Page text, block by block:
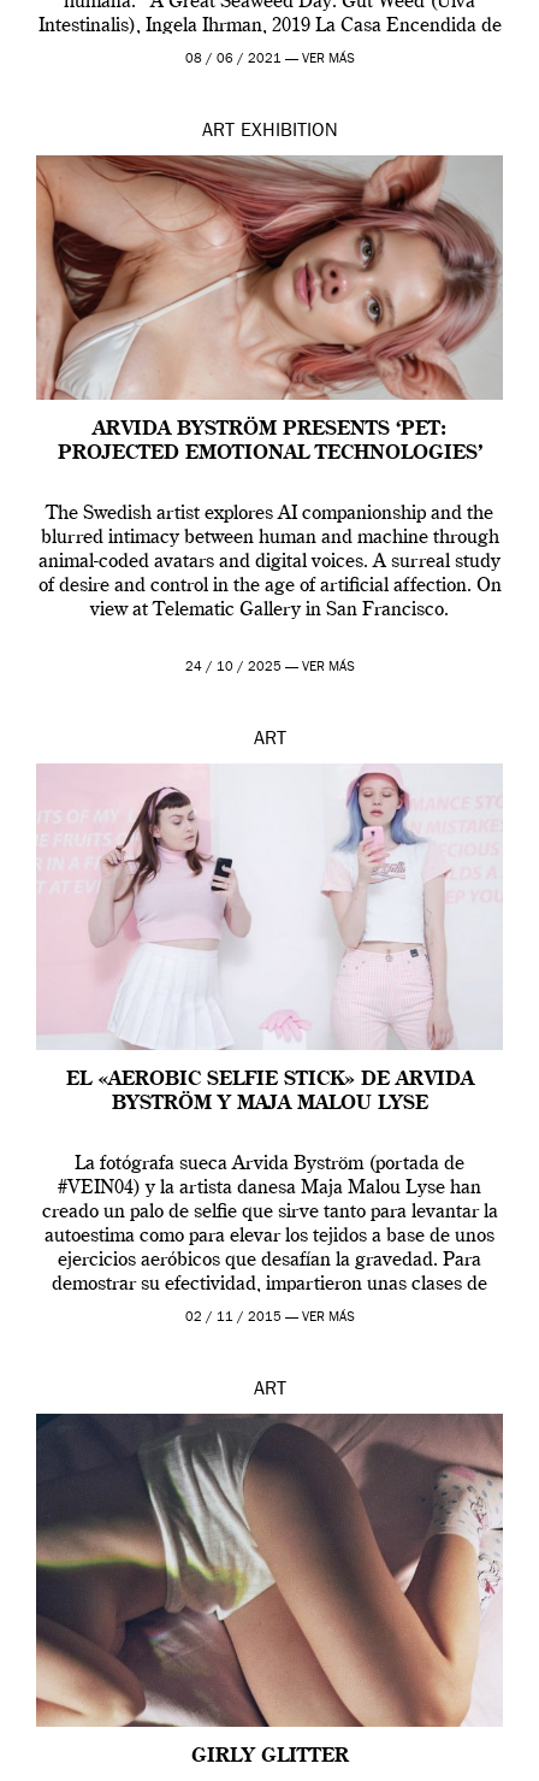
Intestinalis), Ingela Ihrman, 2019 La Casa Encendida de
Madrid y la Wellcome […]
08 / 06 / 2021 — VER MÁS
ART EXHIBITION
ARVIDA BYSTRÖM PRESENTS ‘PET:
PROJECTED EMOTIONAL TECHNOLOGIES’
The Swedish artist explores AI companionship and the
blurred intimacy between human and machine through
animal-coded avatars and digital voices. A surreal study
of desire and control in the age of artificial affection. On
view at Telematic Gallery in San Francisco.
24 / 10 / 2025 — VER MÁS
ART
EL «AEROBIC SELFIE STICK» DE ARVIDA
BYSTRÖM Y MAJA MALOU LYSE
La fotógrafa sueca Arvida Byström (portada de
#VEIN04) y la artista danesa Maja Malou Lyse han
creado un palo de selfie que sirve tanto para levantar la
autoestima como para elevar los tejidos a base de unos
ejercicios aeróbicos que desafían la gravedad. Para
demostrar su efectividad, impartieron unas clases de
prueba en el Tate […]
02 / 11 / 2015 — VER MÁS
ART
GIRLY GLITTER